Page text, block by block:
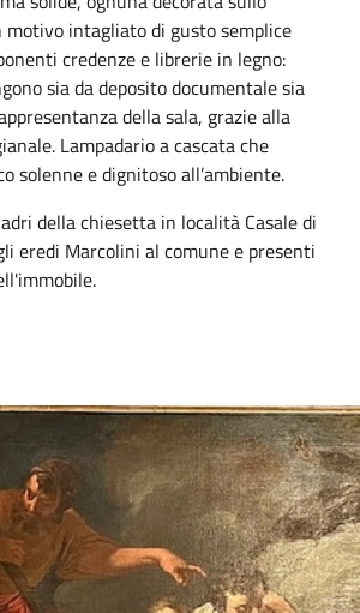
motivo intagliato di gusto semplice
credenze e librerie in legno:
sia da deposito documentale sia
della sala, grazie alla
Lampadario a cascata che
solenne e dignitoso all’ambiente.
della chiesetta in località Casale di
eredi Marcolini al comune e presenti